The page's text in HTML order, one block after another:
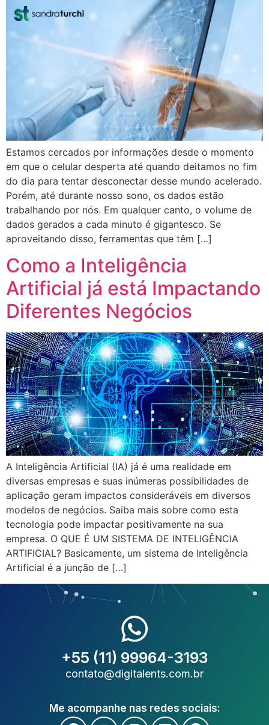
Estamos cercados por informações desde o momento
em que o celular desperta até quando deitamos no fim
do dia para tentar desconectar desse mundo acelerado.
Porém, até durante nosso sono, os dados estão
trabalhando por nós. Em qualquer canto, o volume de
dados gerados a cada minuto é gigantesco. Se
aproveitando disso, ferramentas que têm […]
Como a Inteligência
Artificial já está Impactando
Diferentes Negócios
A Inteligência Artificial (IA) já é uma realidade em
diversas empresas e suas inúmeras possibilidades de
aplicação geram impactos consideráveis em diversos
modelos de negócios. Saiba mais sobre como esta
tecnologia pode impactar positivamente na sua
empresa. O QUE É UM SISTEMA DE INTELIGÊNCIA
ARTIFICIAL? Basicamente, um sistema de Inteligência
Artificial é a junção de […]
+55 (11) 99964-3193
contato@digitalents.com.br
Me acompanhe nas redes sociais: